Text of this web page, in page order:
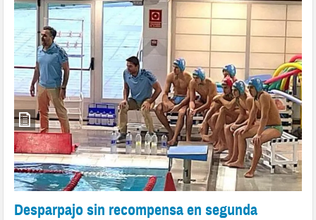
Desparpajo sin recompensa en segunda